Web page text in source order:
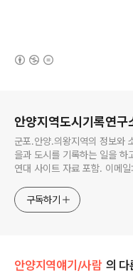
안양지역도시기록연구
군포.안양.의왕지역의 정보와
을과 도시를 기록하는 일을 하고 있습니다. (구)안양지역시민
연대 사이트 자료 포함. 이
구독하기
안양지역얘기/사람 의 다